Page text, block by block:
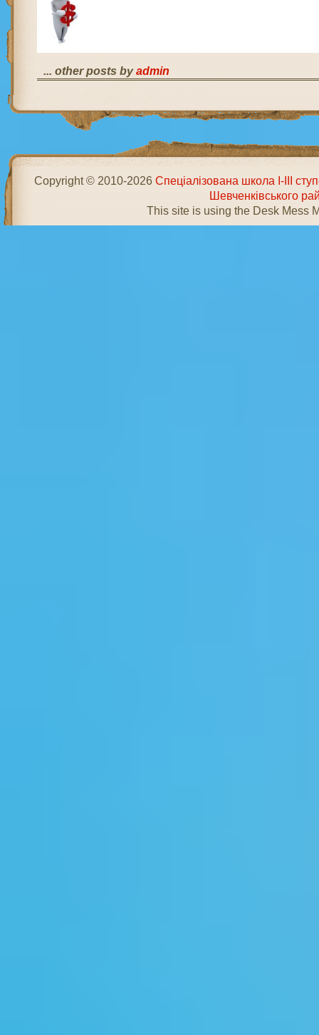
... other posts byadmin
Copyright © 2010-2026Спеціалізована школа І-ІІІ
Шевченківського
This site is using the Desk Mess